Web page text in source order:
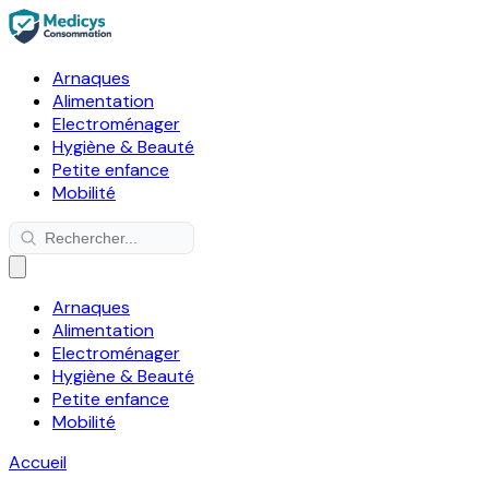
Arnaques
Alimentation
Electroménager
Hygiène & Beauté
Petite enfance
Mobilité
Arnaques
Alimentation
Electroménager
Hygiène & Beauté
Petite enfance
Mobilité
Accueil